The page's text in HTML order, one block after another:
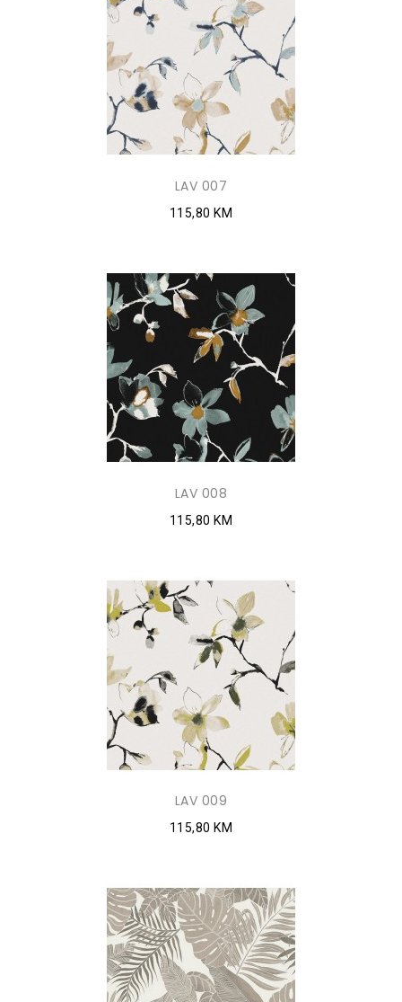
LAV 007
115,80 KM
LAV 008
115,80 KM
LAV 009
115,80 KM